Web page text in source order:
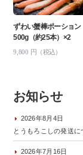
ずわい蟹棒ポーション
500g（約25本）×2
9,800 円（税込）
お知らせ
2026年8月4日
とうもろこしの発送に
2026年7月16日